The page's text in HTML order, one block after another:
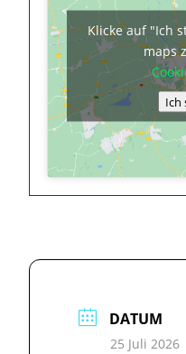
Klicke auf "Ich
maps
Ich
DATUM
25 Juli 2026